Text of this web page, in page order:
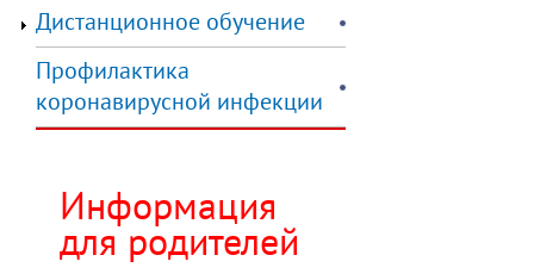
Дистанционное обучение
Профилактика
коронавирусной инфекции
Информация
для родителей